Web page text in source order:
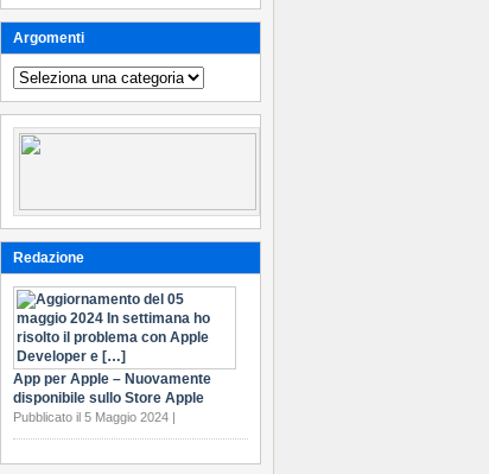
Argomenti
Argomenti
Redazione
App per Apple – Nuovamente
disponibile sullo Store Apple
Pubblicato il 5 Maggio 2024 |